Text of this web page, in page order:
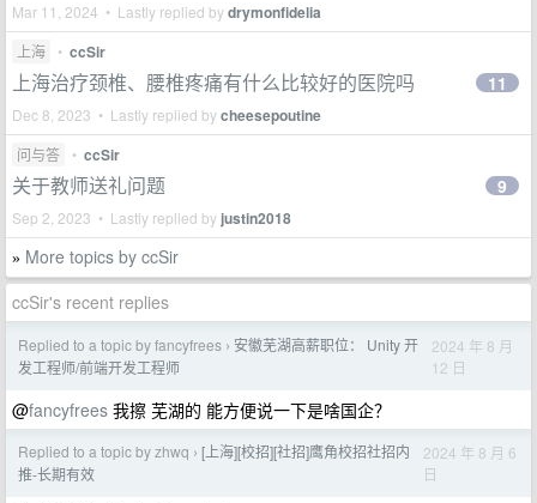
Mar 11, 2024 • Lastly replied bydrymonfidelia
上海 • ccSir
上海治疗颈椎、腰椎疼痛有什么比较好的医院吗
Dec 8, 2023 • Lastly replied bycheesepoutine
11
问与答 • ccSir
关于教师送礼问题
Sep 2, 2023 • Lastly replied by justin2018
9
» More topics by ccSir
ccSir's recent replies
Replied to a topic by fancyfrees › 安徽芜湖高薪职位： Unity 开
发工程师/前端开发工程师
2024 年 8 月
12 日
@fancyfrees 我擦 芜湖的 能方便说一下是啥国企？
Replied to a topic by zhwq › [上海][校招][社招]鹰角校招社招内
推-长期有效
2024 年 8 月 6
日